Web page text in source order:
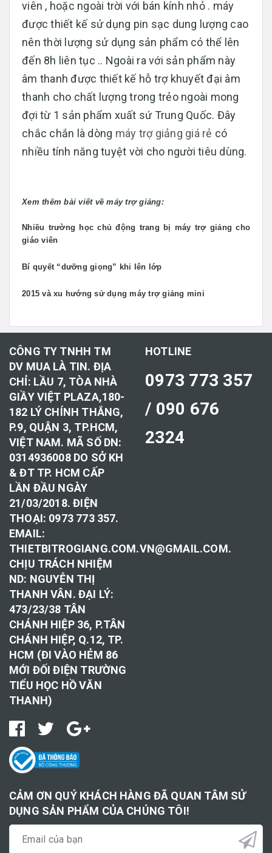
viên , hoặc ngoài trời với bán kính nhỏ . máy
được thiết kế sử dụng pin sạc dung lượng cao
nên thời lượng sử dụng sản phẩm có thể lên
đến 8h liên tục .. Ngoài ra với sản phẩm này
âm thanh được thiết kế hỗ trợ khuyết đại âm
thanh cho chất lượng trong trẻo ngoài mong
đợi từ 1 sản phẩm xuất sứ Trung Quốc. Đây
chắc chắn là dòng máy trợ giảng giá rẻ có
nhiều tính năng tuyệt vời cho người tiêu dùng.
Xem thêm bài viết về máy trợ giảng:
Nhiều trường học chủ động trang bị máy trợ giảng cho
giáo viên
Bí quyết “dưỡng giọng” khi lên lớp
2015 và xu hướng sử dụng máy trợ giảng mini
CÔNG TY TNHH TM
DV MUA LÀ TIN. ĐỊA
CHỈ: LẦU 7, TÒA NHÀ
GIẦY VIỆT PLAZA,180-
182 LÝ CHÍNH THẮNG,
P.9, QUẬN 3, TP.HCM,
VIỆT NAM. MÃ SỐ DN:
0314936008 DO SỞ KH
& ĐT TP. HCM CẤP
LẦN ĐẦU NGÀY
21/03/2018. ĐIỆN
THOẠI: 0973 773 357.
EMAIL:
THIETBITROGIANG.COM.VN@GMAIL.COM.
CHỊU TRÁCH NHIỆM
ND: NGUYỄN THỊ
THANH VÂN. ĐẠI LÝ:
473/23/38 TÂN
CHÁNH HIỆP 36, P.TÂN
CHÁNH HIỆP, Q.12, TP.
HCM (ĐI VÀO HẺM 86
MỚI ĐỐI ĐIỆN TRƯỜNG
TIỂU HỌC HỒ VĂN
THANH)
HOTLINE
0973 773 357
/ 090 676
2324
CẢM ƠN QUÝ KHÁCH HÀNG ĐÃ QUAN TÂM SỬ
DỤNG SẢN PHẨM CỦA CHÚNG TÔI!